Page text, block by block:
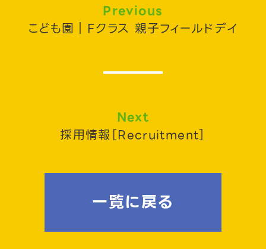
Previous
こども園｜Fクラス 親子フィールドデイ
一覧に戻る
Next
採用情報［Recruitment］